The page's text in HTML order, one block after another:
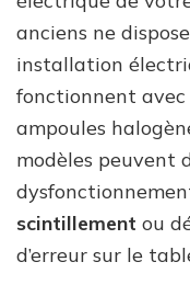
anciens ne
installation
fonctionnent
ampoules
modèles peuvent
scintillement ou
d’erreur sur le